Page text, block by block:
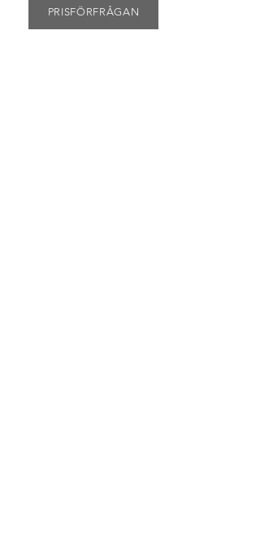
PRISFÖRFRÅGAN